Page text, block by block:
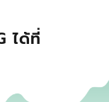
ได้ที่